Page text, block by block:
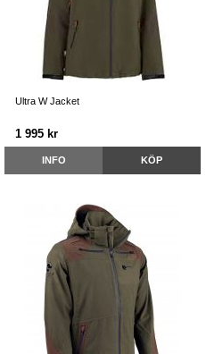
Ultra W Jacket
1 995 kr
INFO KÖP